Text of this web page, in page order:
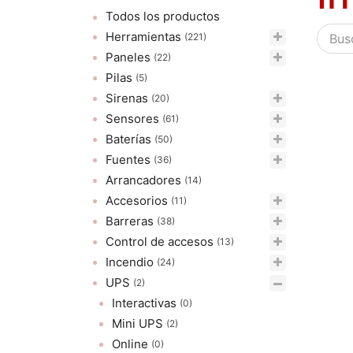
Todos los productos
Herramientas (221)
Paneles (22)
Pilas (5)
Sirenas (20)
Sensores (61)
Baterías (50)
Fuentes (36)
Arrancadores (14)
Accesorios (11)
Barreras (38)
Control de accesos (13)
Incendio (24)
UPS (2)
Interactivas (0)
Mini UPS (2)
Online (0)